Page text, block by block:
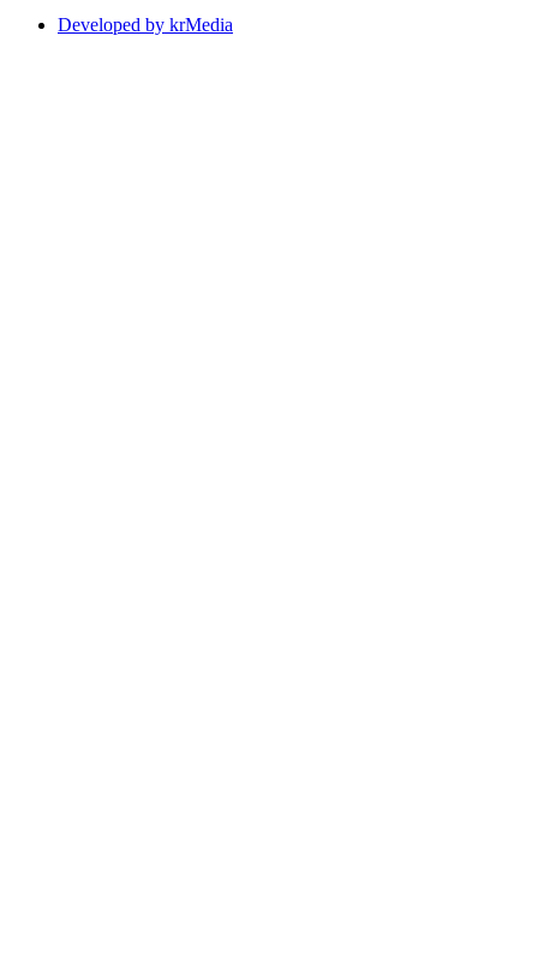
Developed by krMedia